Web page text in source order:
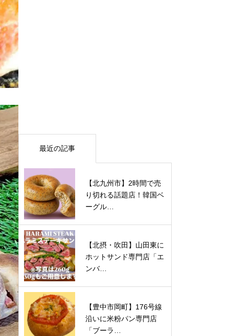
最近の記事
【北九州市】2時間で売
り切れる話題店！韓国ベ
ーグル…
【北摂・吹田】山田東に
ホットサンド専門店「エ
ンバ…
【豊中市岡町】176号線
沿いに米粉パン専門店
「ブーラ…